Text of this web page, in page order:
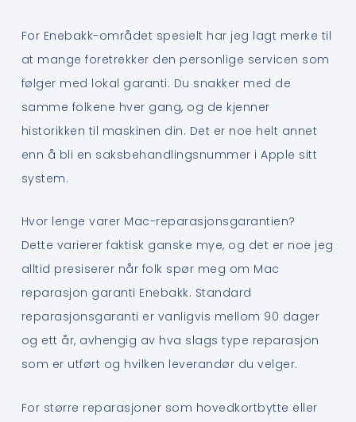
For Enebakk-området spesielt har jeg lagt merke til
at mange foretrekker den personlige servicen som
følger med lokal garanti. Du snakker med de
samme folkene hver gang, og de kjenner
historikken til maskinen din. Det er noe helt annet
enn å bli en saksbehandlingsnummer i Apple sitt
system.
Hvor lenge varer Mac-reparasjonsgarantien?
Dette varierer faktisk ganske mye, og det er noe jeg
alltid presiserer når folk spør meg om Mac
reparasjon garanti Enebakk. Standard
reparasjonsgaranti er vanligvis mellom 90 dager
og ett år, avhengig av hva slags type reparasjon
som er utført og hvilken leverandør du velger.
For større reparasjoner som hovedkortbytte eller